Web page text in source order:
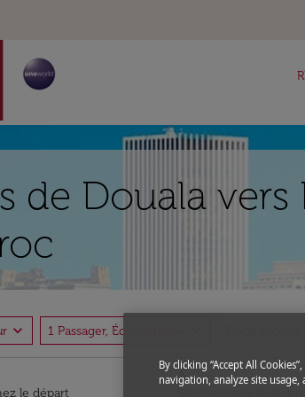
de Douala vers
expand_more 1 Passager, Économique
À
By clicking “Accept All
navigation, analyze site